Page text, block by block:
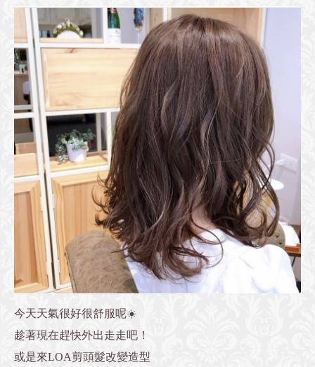
今天天氣很好很舒服呢☀️
趁著現在趕快外出走走吧！
或是來LOA剪頭髮改變造型